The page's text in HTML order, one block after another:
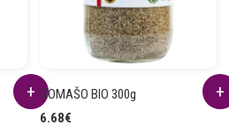
GOMAŠO BIO 300g
6.68€